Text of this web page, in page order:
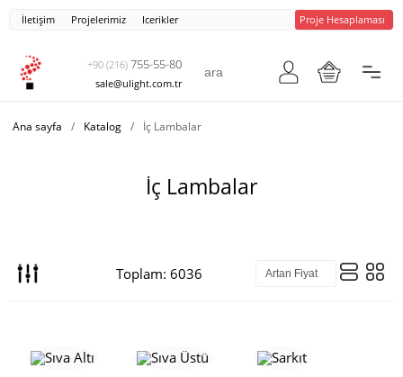
İletişim Projelerimiz Icerikler Proje Hesaplaması
+90 (216) 755-55-80
sale@ulight.com.tr
Ana sayfa / Katalog / İç Lambalar
İç Lambalar
Toplam: 6036